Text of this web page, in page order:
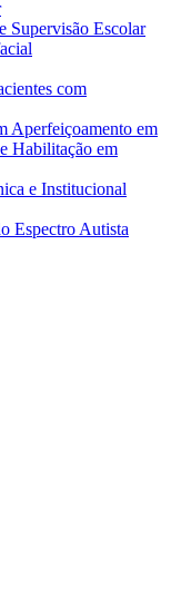
Supervisão Escolar
com
Aperfeiçoamento em
Habilitação em
e Institucional
Espectro Autista